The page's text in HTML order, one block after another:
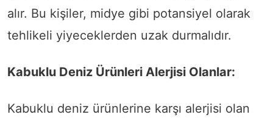
alır. Bu kişiler, midye gibi potansiyel olarak
tehlikeli yiyeceklerden uzak durmalıdır.
Kabuklu Deniz Ürünleri Alerjisi Olanlar:
Kabuklu deniz ürünlerine karşı alerjisi olan